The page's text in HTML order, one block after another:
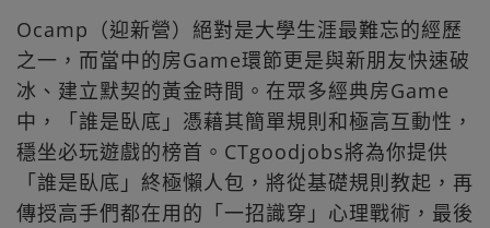
Ocamp（迎新營）絕對是大學生涯最難忘的經歷
之一，而當中的房Game環節更是與新朋友快速破
冰、建立默契的黃金時間。在眾多經典房Game
中，「誰是臥底」憑藉其簡單規則和極高互動性，
穩坐必玩遊戲的榜首。CTgoodjobs將為你提供
「誰是臥底」終極懶人包，將從基礎規則教起，再
傳授高手們都在用的「一招識穿」心理戰術，最後